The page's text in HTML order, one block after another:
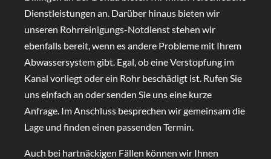
Dienstleistungen an. Darüber hinaus bieten wir
unseren Rohrreinigungs-Notdienst stehen wir
ebenfalls bereit, wenn es andere Probleme mit Ihrem
Abwassersystem gibt. Egal, ob eine Verstopfung im
Kanal vorliegt oder ein Rohr beschädigt ist. Rufen Sie
uns einfach an oder senden Sie uns eine kurze
Anfrage. Im Anschluss besprechen wir gemeinsam die
Lage und finden einen passenden Termin.
Auch bei hartnäckigen Fällen können wir Ihnen